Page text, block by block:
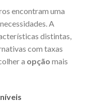
encontram uma
A
distintas,
com taxas
a opção mais